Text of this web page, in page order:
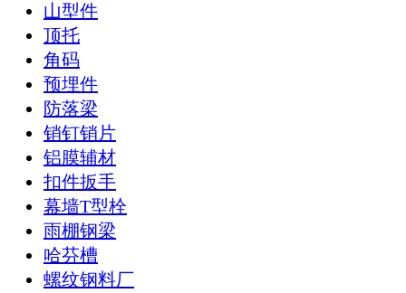
山型件
顶托
角码
预埋件
防落梁
销钉销片
铝膜辅材
扣件扳手
幕墙T型栓
雨棚钢梁
哈芬槽
螺纹钢料厂